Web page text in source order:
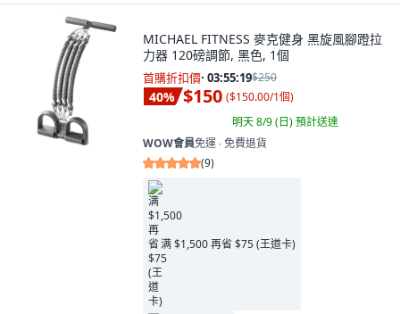
MICHAEL FITNESS 麥克健身 黑旋風腳蹬拉
力器 120磅調節, 黑色, 1個
首購折扣價· 03:55:18$250
40% $150 ($150.00/1個)
明天 8/9 (日)預計送達
WOW會員免運 ∙ 免費退貨
(9)
满 $1,500 再省 $75 (王道卡)